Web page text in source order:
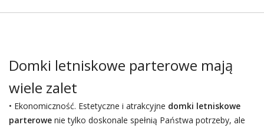
Domki letniskowe parterowe mają
wiele zalet
• Ekonomiczność. Estetyczne i atrakcyjne domki letniskowe
parterowenie tylko doskonale spełnią Państwa potrzeby, ale